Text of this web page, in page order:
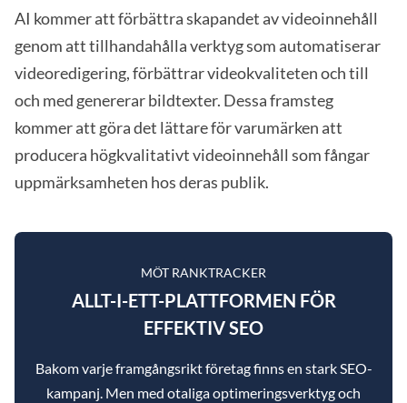
AI kommer att förbättra skapandet av videoinnehåll
genom att tillhandahålla verktyg som automatiserar
videoredigering, förbättrar videokvaliteten och till
och med genererar bildtexter. Dessa framsteg
kommer att göra det lättare för varumärken att
producera högkvalitativt videoinnehåll som fångar
uppmärksamheten hos deras publik.
MÖT RANKTRACKER
ALLT-I-ETT-PLATTFORMEN FÖR
EFFEKTIV SEO
Bakom varje framgångsrikt företag finns en stark SEO-
kampanj. Men med otaliga optimeringsverktyg och